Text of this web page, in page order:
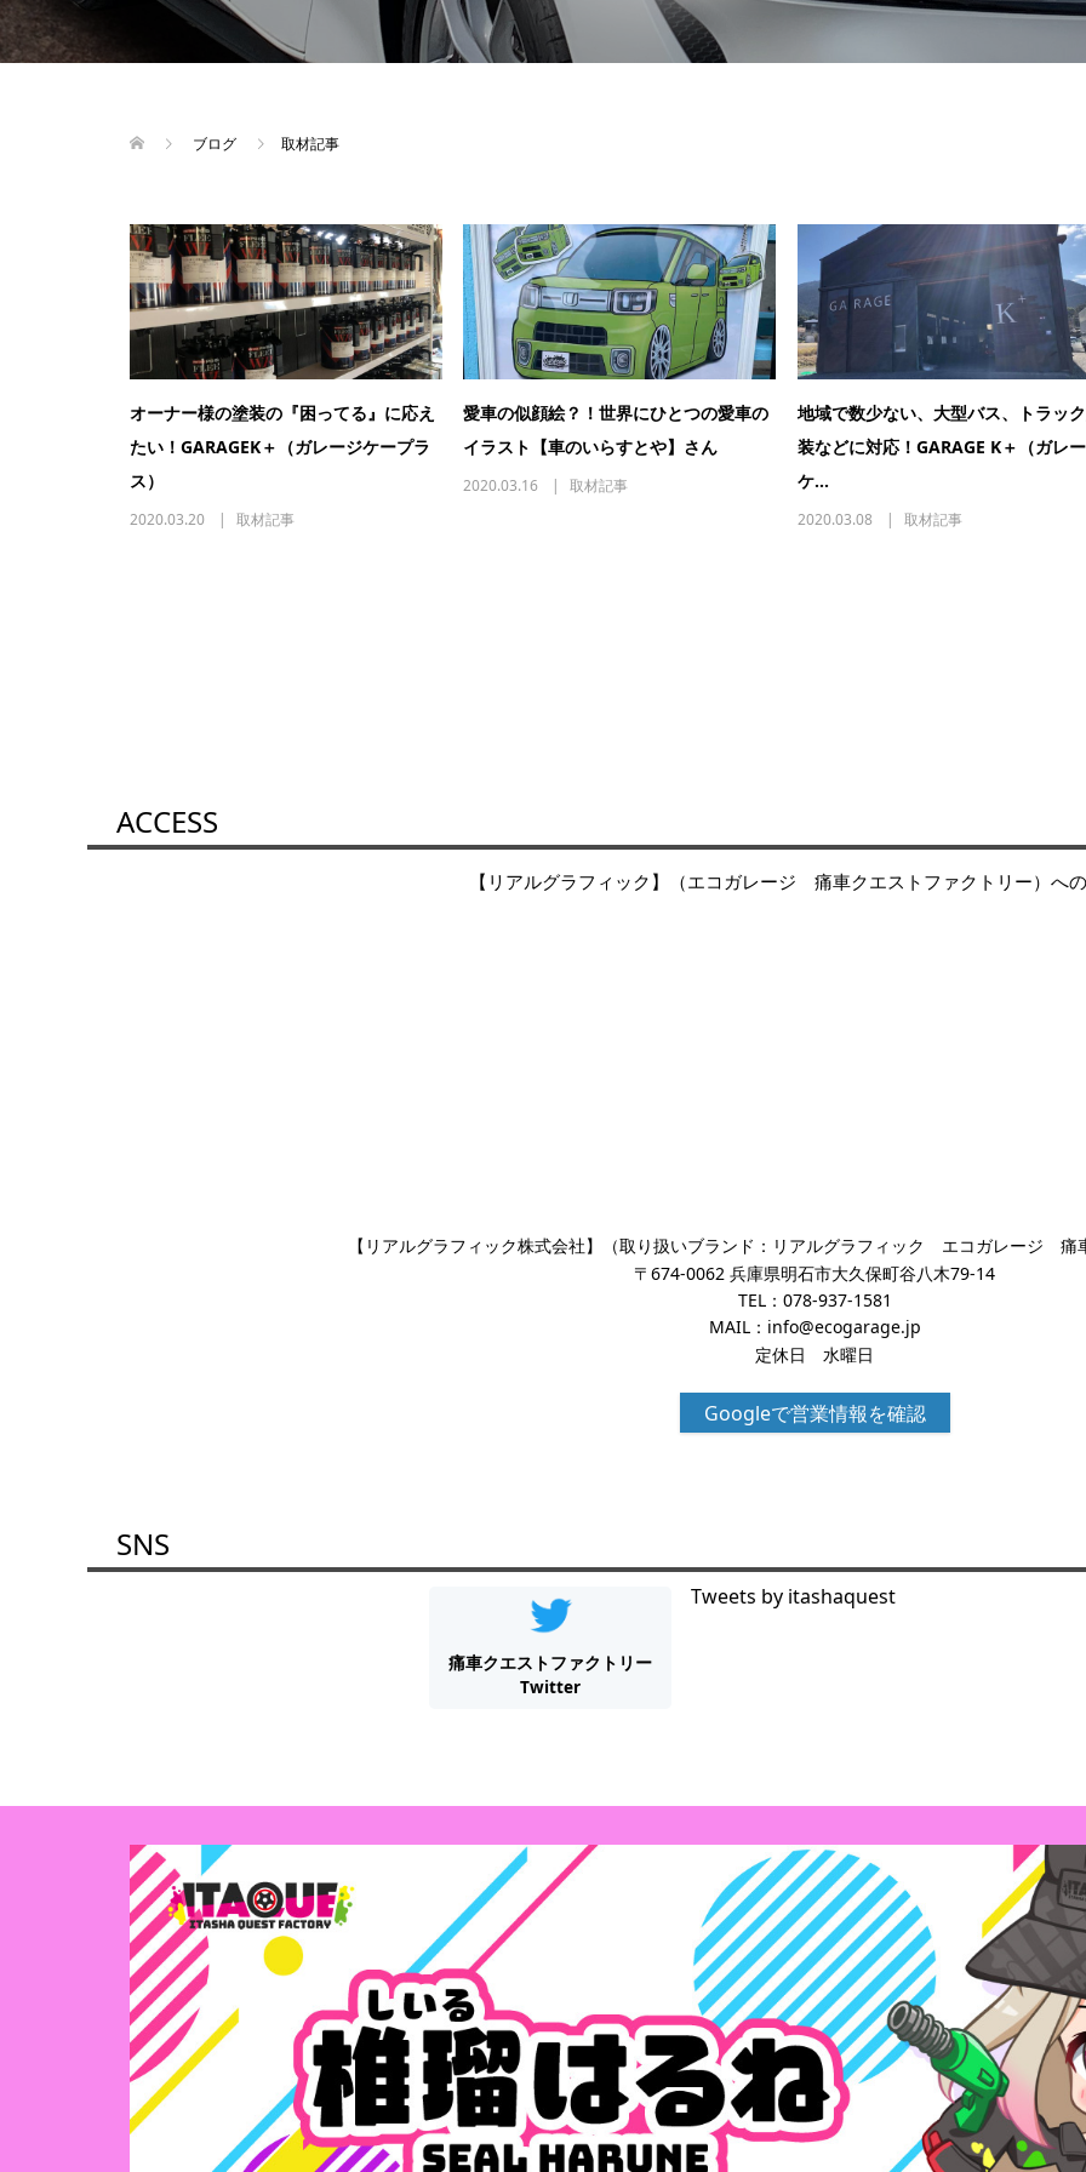
ブログ 取材記事
オーナー様の塗装の『困ってる』に応え
たい！GARAGEK＋（ガレージケープラ
ス）
2020.03.20 取材記事
愛車の似顔絵？！世界にひとつの愛車の
イラスト【車のいらすとや】さん
2020.03.16 取材記事
地域で数少ない、大型バス、トラッ
装などに対応！GARAGE K＋（ガレ
ケ...
2020.03.08 取材記事
ACCESS
【リアルグラフィック】（エコガレージ 痛車クエストファクトリー）へ
【リアルグラフィック株式会社】（取り扱いブランド：リアルグラフィック エコガレージ 痛
〒674-0062 兵庫県明石市大久保町谷八木79-14
TEL： 078-937-1581
MAIL： info@ecogarage.jp
定休日 水曜日
Googleで営業情報を確認
SNS
痛車クエストファクトリー
Twitter
Tweets by itashaquest